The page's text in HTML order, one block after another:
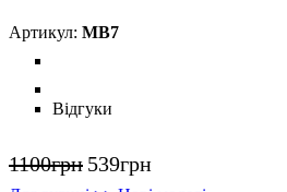
MB7
Відгуки
1100грн 539грн